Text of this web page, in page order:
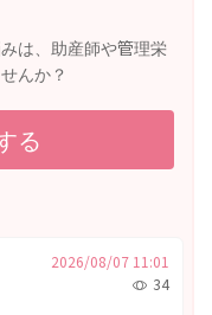
は、助産師や管理栄
んか？
る
2026/08/07 11:01
34